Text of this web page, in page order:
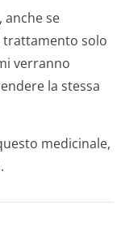
anche se
solo
verranno
la stessa
medicinale,